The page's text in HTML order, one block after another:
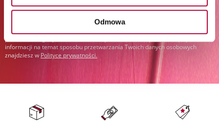
Odmowa
Podając swój adres e-mail i klikając „Zapisz się”, wyrażasz zgodę na
otrzymywanie newslettera i przetwarzanie w tym celu Twoich danych
przez siebie zgody możesz w dowolnym momencie wycofać. Więcej
informacji na temat sposobu przetwarzania Twoich danych osobowych
znajdziesz w Polityce prywatności.